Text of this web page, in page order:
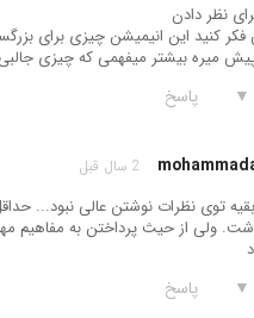
نظر دادن
کنید این انیمیشن چیزی برای
میره بیشتر میفهمی که چیزی جالبی
▼ پاسخ
2 سال قبل
توی نظرات نوشتن عالی نبود...
ولی از حیث پرداختن به مفاهیم
▼ پاسخ